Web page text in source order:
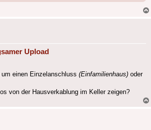
Upload
einen Einzelanschluss (Einfamilienhaus) oder
von der Hausverkablung im Keller zeigen?